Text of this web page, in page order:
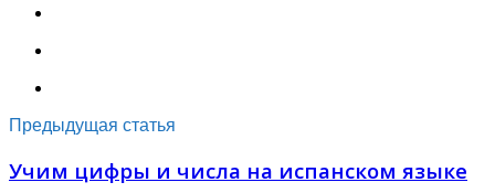
Предыдущая статья
Учим цифры и числа на испанском языке